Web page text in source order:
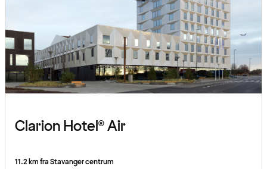
Clarion Hotel® Air
11.2 km fra Stavanger centrum